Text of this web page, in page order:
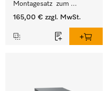
Montagesatz  zum
Verbindungsaufbau von
mit externen Systemen.
165,00 € zzgl. MwSt.